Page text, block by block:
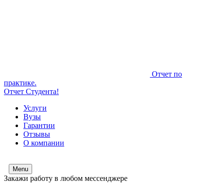
Отчет по
практике.
Отчет Студента!
Услуги
Вузы
Гарантии
Отзывы
О компании
Menu
Закажи работу в любом мессенджере